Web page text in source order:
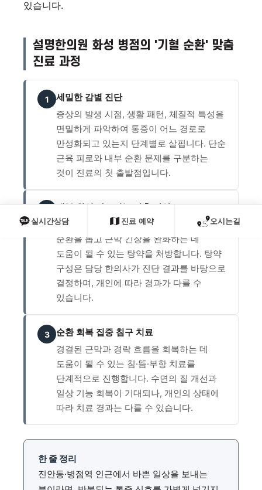
실시간상담 진료 예약 오시는길
있습니다.
설명한의원 화성 병점의 '기혈 순환' 맞춤
진료 과정
1
세밀한 감별 진단
증상의 발생 시점, 생활 패턴, 체질적 특성을
면밀하게 파악하여 통증이 어느 경로로
만성화되고 있는지 단계별로 살핍니다. 단순
근육 피로와 내부 순환 문제를 구분하는
것이 진료의 첫 출발점입니다.
내부 원인 다스리는 맞춤 탕약
개인별 체질과 증상의 깊이에 따라 기혈
순환을 돕고 근막 긴장을 완화하는 데
도움이 될 수 있는 탕약을 처방합니다. 탕약
구성은 담당 한의사가 진단 결과를 바탕으로
결정하며, 개인에 따라 경과가 다를 수
있습니다.
3
순환 회복 집중 침구 치료
경결된 근막과 경락 흐름을 회복하는 데
도움이 될 수 있는 침·뜸·부항 치료를
단계적으로 진행합니다. 수면의 질 개선과
일상 기능 회복이 기대되나, 개인의 상태에
따라 치료 경과는 다를 수 있습니다.
한 줄 정리
진안동·병점역 인근에서 바쁜 일상을 보내는